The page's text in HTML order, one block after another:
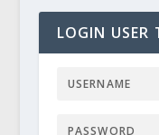
LOGIN USER